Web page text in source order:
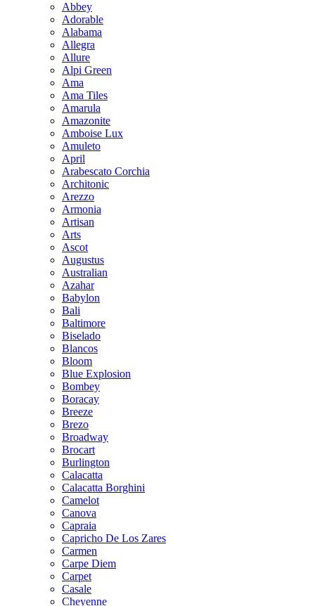
Abbey
Adorable
Alabama
Allegra
Allure
Alpi Green
Ama
Ama Tiles
Amarula
Amazonite
Amboise Lux
Amuleto
April
Arabescato Corchia
Architonic
Arezzo
Armonia
Artisan
Arts
Ascot
Augustus
Australian
Azahar
Babylon
Bali
Baltimore
Biselado
Blancos
Bloom
Blue Explosion
Bombey
Boracay
Breeze
Brezo
Broadway
Brocart
Burlington
Calacatta
Calacatta Borghini
Camelot
Canova
Capraia
Capricho De Los Zares
Carmen
Carpe Diem
Carpet
Casale
Cheyenne